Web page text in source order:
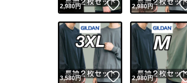
2,980円 いいね！
2,980円
3,580円 いいね！
2,980円